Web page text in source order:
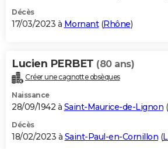
Décès
17/03/2023 à Mornant(Rhône)
Lucien PERBET (80 ans)
Créer une cagnotte obsèques
Naissance
28/09/1942 à Saint-Maurice-de-Lignon (
Décès
18/02/2023 à Saint-Paul-en-Cornillon (